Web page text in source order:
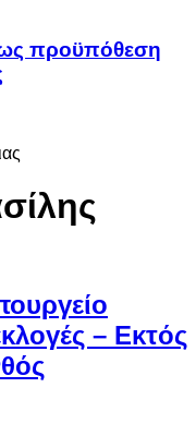
προϋπόθεση
– Εκτός